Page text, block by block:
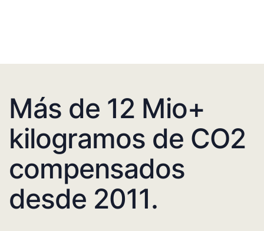
Más de 12 Mio+
kilogramos de CO2
compensados
desde 2011.